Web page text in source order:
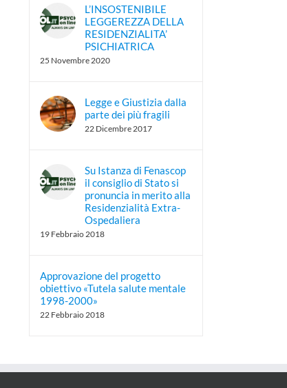
L’INSOSTENIBILE
LEGGEREZZA DELLA
RESIDENZIALITA’
PSICHIATRICA
25 Novembre 2020
Legge e Giustizia dalla
parte dei più fragili
22 Dicembre 2017
Su Istanza di Fenascop
il consiglio di Stato si
pronuncia in merito alla
Residenzialità Extra-
Ospedaliera
19 Febbraio 2018
Approvazione del progetto
obiettivo «Tutela salute mentale
1998-2000»
22 Febbraio 2018